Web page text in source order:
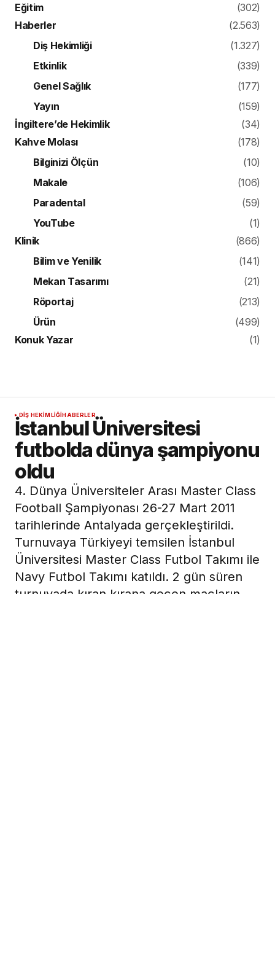
Eğitim
(302)
Haberler
(2.563)
Diş Hekimliği
(1.327)
Etkinlik
(339)
Genel Sağlık
(177)
Yayın
(159)
İngiltere’de Hekimlik
(34)
Kahve Molası
(178)
Bilginizi Ölçün
(10)
Makale
(106)
Paradental
(59)
YouTube
(1)
Klinik
(866)
Bilim ve Yenilik
(141)
Mekan Tasarımı
(21)
Röportaj
(213)
Ürün
(499)
Konuk Yazar
(1)
DIŞ HEKIMLIĞIHABERLER
İstanbul Üniversitesi
futbolda dünya şampiyonu
oldu
4. Dünya Üniversiteler Arası Master Class
Football Şampiyonası 26-27 Mart 2011
tarihlerinde Antalyada gerçekleştirildi.
Turnuvaya Türkiyeyi temsilen İstanbul
Üniversitesi Master Class Futbol Takımı ile
Navy Futbol Takımı katıldı. 2 gün süren
turnuvada kıran kırana geçen maçların